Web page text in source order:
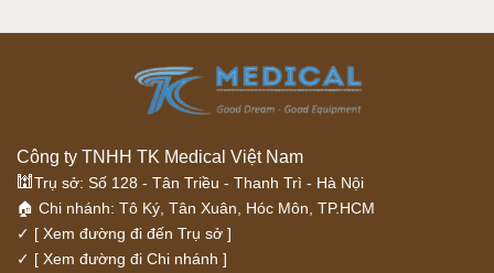
Công ty TNHH TK Medical Việt Nam
🕍 Trụ sở: Số 128 - Tân Triều - Thanh Trì - Hà Nội
🏠 Chi nhánh: Tô Ký, Tân Xuân, Hóc Môn, TP.HCM
✓ [ Xem đường đi đến Trụ sở ]
✓ [ Xem đường đi Chi nhánh ]